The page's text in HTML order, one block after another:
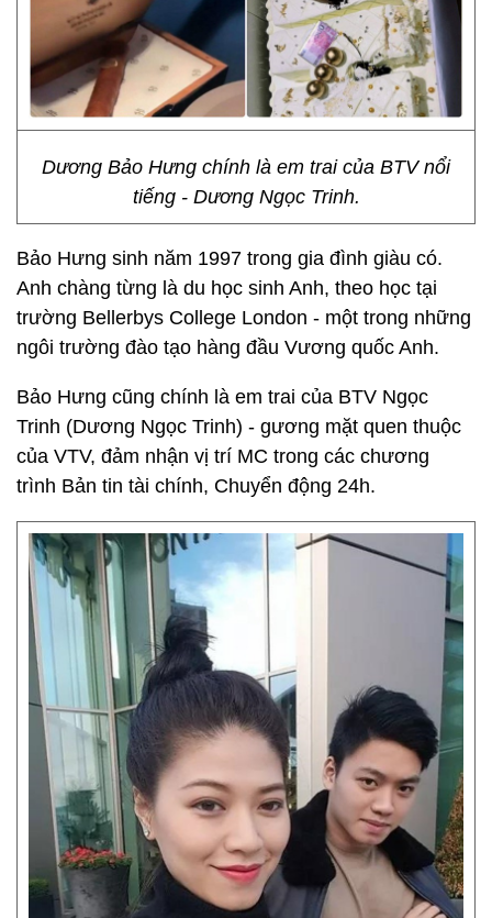
Dương Bảo Hưng chính là em trai của BTV nổi
tiếng - Dương Ngọc Trinh.
Bảo Hưng sinh năm 1997 trong gia đình giàu có.
Anh chàng từng là du học sinh Anh, theo học tại
trường Bellerbys College London - một trong những
ngôi trường đào tạo hàng đầu Vương quốc Anh.
Bảo Hưng cũng chính là em trai của BTV Ngọc
Trinh (Dương Ngọc Trinh) - gương mặt quen thuộc
của VTV, đảm nhận vị trí MC trong các chương
trình Bản tin tài chính, Chuyển động 24h.